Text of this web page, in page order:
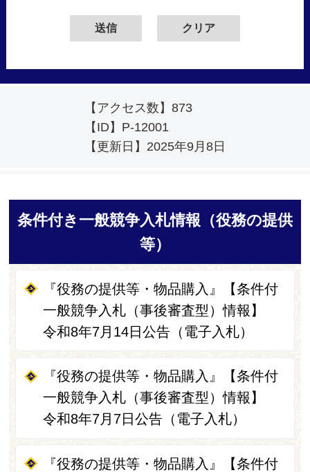
【アクセス数】 873
【ID】 P-12001
【更新日】 2025年9月8日
条件付き一般競争入札情報（役務の提供
等）
『役務の提供等・物品購入』【条件付
一般競争入札（事後審査型）情報】
令和8年7月14日公告（電子入札）
『役務の提供等・物品購入』【条件付
一般競争入札（事後審査型）情報】
令和8年7月7日公告（電子入札）
『役務の提供等・物品購入』【条件付